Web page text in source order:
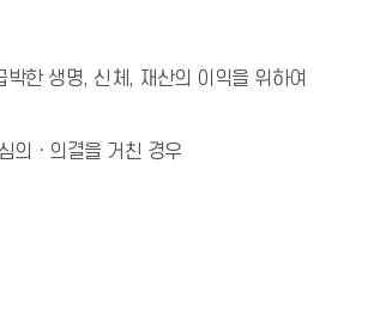
한 생명, 신체, 재산의 이익을 위하여
의ㆍ의결을 거친 경우